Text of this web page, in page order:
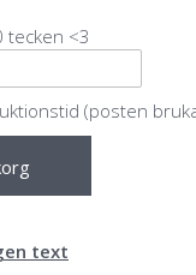
tecken <3
(posten
text